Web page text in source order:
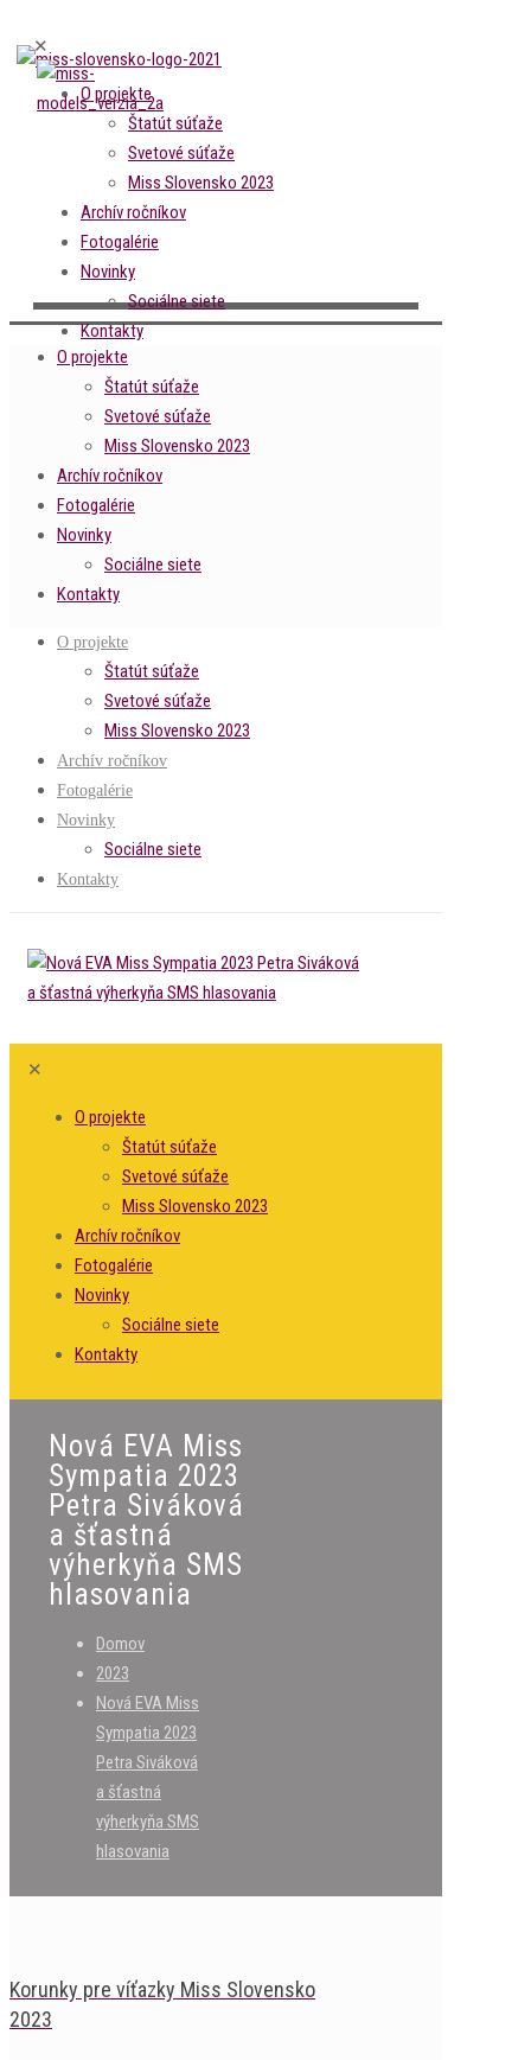
✕
O projekte
Štatút súťaže
Svetové súťaže
Miss Slovensko 2023
Archív ročníkov
Fotogalérie
Novinky
Sociálne siete
Kontakty
O projekte
Štatút súťaže
Svetové súťaže
Miss Slovensko 2023
Archív ročníkov
Fotogalérie
Novinky
Sociálne siete
Kontakty
O projekte
Štatút súťaže
Svetové súťaže
Miss Slovensko 2023
Archív ročníkov
Fotogalérie
Novinky
Sociálne siete
Kontakty
✕
O projekte
Štatút súťaže
Svetové súťaže
Miss Slovensko 2023
Archív ročníkov
Fotogalérie
Novinky
Sociálne siete
Kontakty
Nová EVA Miss
Sympatia 2023
Petra Siváková
a šťastná
výherkyňa SMS
hlasovania
Domov
2023
Nová EVA Miss
Sympatia 2023
Petra Siváková
a šťastná
výherkyňa SMS
hlasovania
Korunky pre víťazky Miss Slovensko
2023